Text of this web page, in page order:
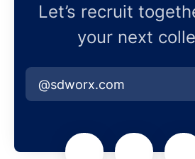
Let’s recruit
your next
@sdworx.com